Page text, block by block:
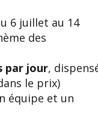
6 juillet au 14
des
par jour,
le prix)
équipe et un